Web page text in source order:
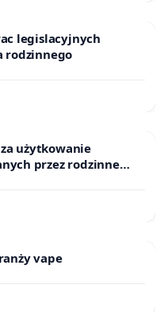
legislacyjnych
rodzinnego
użytkowanie
przez rodzinne
vape